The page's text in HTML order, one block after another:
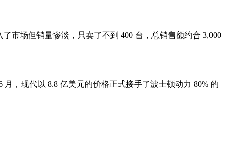
市场但销量惨淡，只卖了不到 400 台，总销售额约合 3,000
，现代以 8.8 亿美元的价格正式接手了波士顿动力 80% 的